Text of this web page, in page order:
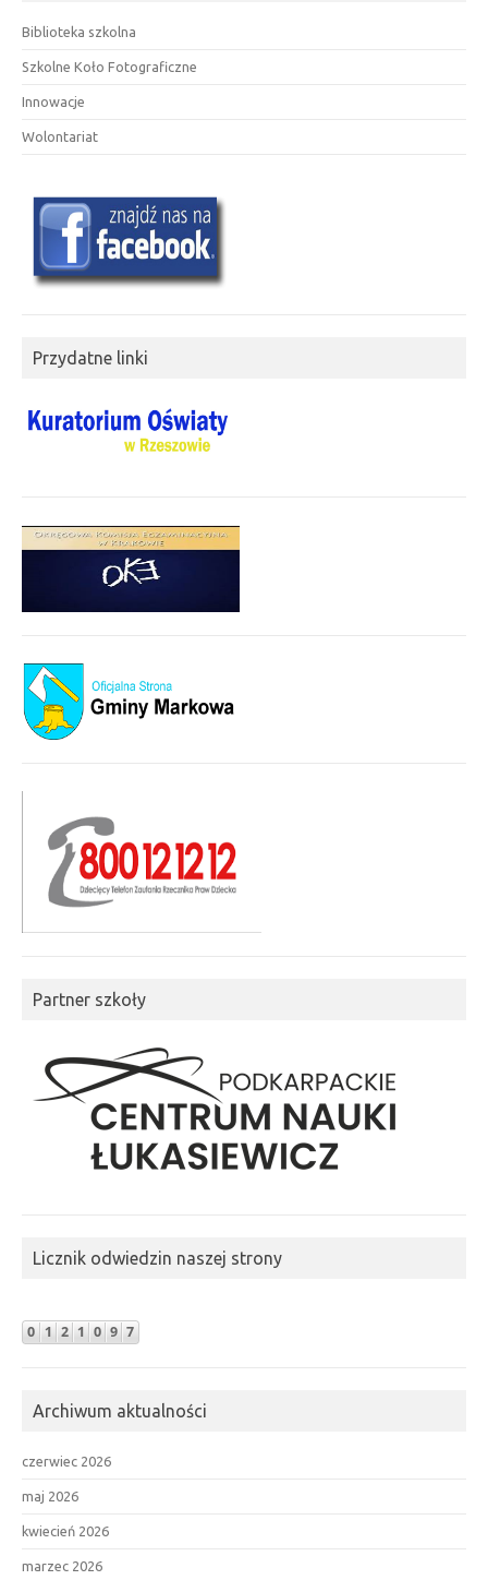
Biblioteka szkolna
Szkolne Koło Fotograficzne
Innowacje
Wolontariat
Przydatne linki
Partner szkoły
Licznik odwiedzin naszej strony
Archiwum aktualności
czerwiec 2026
maj 2026
kwiecień 2026
marzec 2026